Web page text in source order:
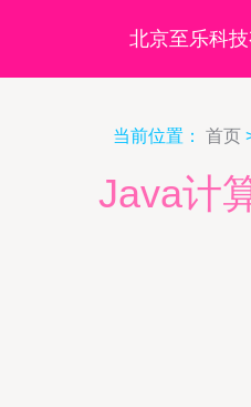
北京至乐科技
当前位置： 首页
Java计